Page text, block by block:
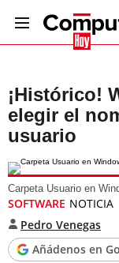
¡Histórico!
elegir el
usuario
Carpeta Usuario en
SOFTWARE NOTICIA
Pedro Venegas
Añádenos en